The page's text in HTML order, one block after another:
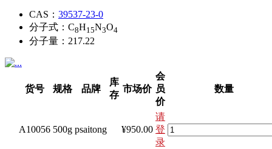
CAS： 39537-23-0
分子式： C8H15N3O4
分子量： 217.22
货号 规格 品牌
库
存
市场价
会
员
价
数量
A10056 500g psaitong ¥950.00
请
登
录